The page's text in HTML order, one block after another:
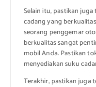
Selain itu, pastikan
cadang yang
seorang penggemar
berkualitas sangat
mobil Anda. Pastikan
menyediakan suku
Terakhir, pastikan juga